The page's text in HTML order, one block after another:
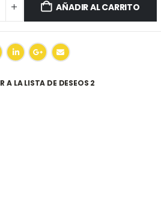
AÑADIR AL CARRITO
A LA LISTA DE DESEOS 2